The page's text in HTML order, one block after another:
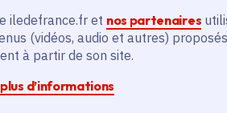
iledefrance.fr et nos partenaires
(vidéos, audio et autres)
à partir de son site.
d’informations